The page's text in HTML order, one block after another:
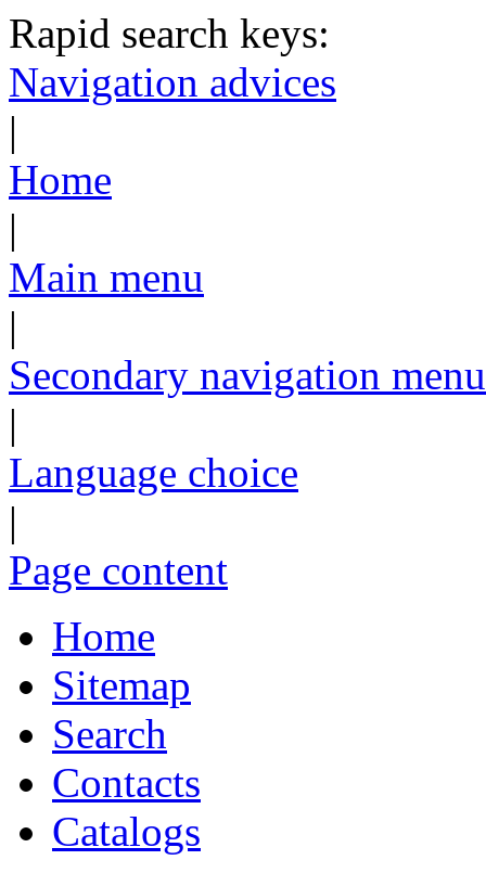
Rapid search keys:
Navigation advices
|
Home
|
Main menu
|
Secondary navigation menu
|
Language choice
|
Page content
Home
Sitemap
Search
Contacts
Catalogs